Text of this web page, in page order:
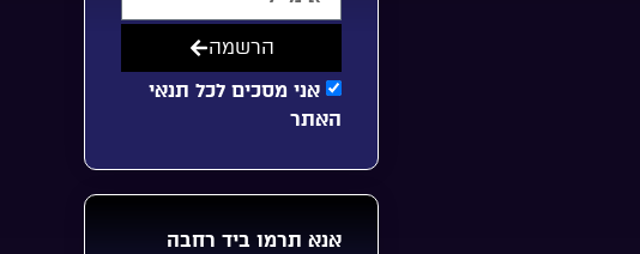
אני מסכים לכל תנאי
האתר
הרשמה
אנא תרמו ביד רחבה